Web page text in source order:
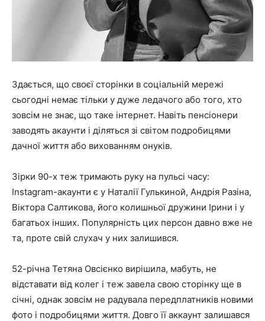
Здається, що своєї сторінки в соціальній мережі
сьогодні немає тільки у дуже ледачого або того, хто
зовсім не знає, що таке інтернет. Навіть пенсіонери
заводять акаунти і діляться зі світом подробицями
дачної життя або вихованням онуків.
Зірки 90-х теж тримають руку на пульсі часу:
Instagram-акаунти є у Наталії Гулькиной, Андрія Разіна,
Віктора Салтикова, його колишньої дружини Ірини і у
багатьох інших. Популярність цих персон давно вже не
та, проте свій слухач у них залишився.
52-річна Тетяна Овсієнко вирішила, мабуть, не
відставати від колег і теж завела свою сторінку ще в
січні, однак зовсім не радувала передплатників новими
фото і подробицями життя. Довго її аккаунт залишався